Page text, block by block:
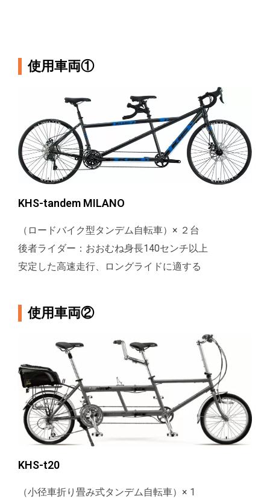
使用車両①
KHS-tandem MILANO
（ロードバイク型タンデム自転車）× ２台
後者ライダー：おおむね身長140センチ以上
安定した高速走行、ロングライドに適する
使用車両②
KHS-t20
（小径車折り畳み式タンデム自転車）× 1